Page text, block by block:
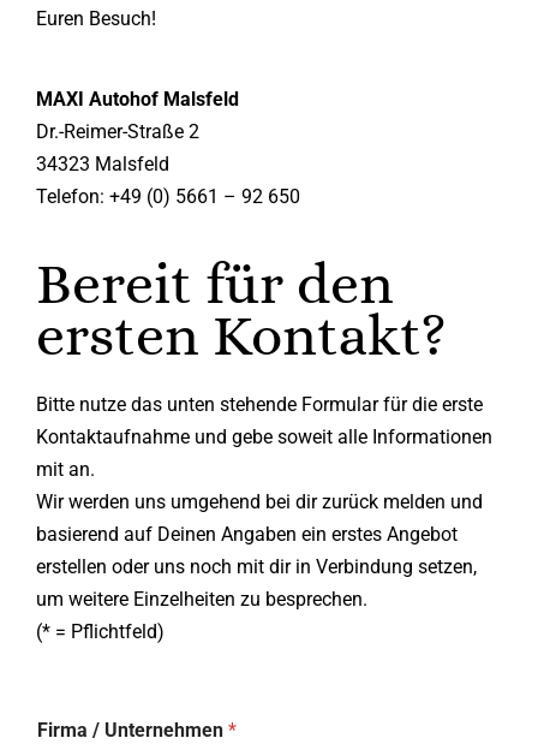
Euren Besuch!
MAXI Autohof Malsfeld
Dr.-Reimer-Straße 2
34323 Malsfeld
Telefon: +49 (0) 5661 – 92 650
Bereit für den
ersten Kontakt?
Bitte nutze das unten stehende Formular für die erste
Kontaktaufnahme und gebe soweit alle Informationen
mit an.
Wir werden uns umgehend bei dir zurück melden und
basierend auf Deinen Angaben ein erstes Angebot
erstellen oder uns noch mit dir in Verbindung setzen,
um weitere Einzelheiten zu besprechen.
(* = Pflichtfeld)
Firma / Unternehmen *